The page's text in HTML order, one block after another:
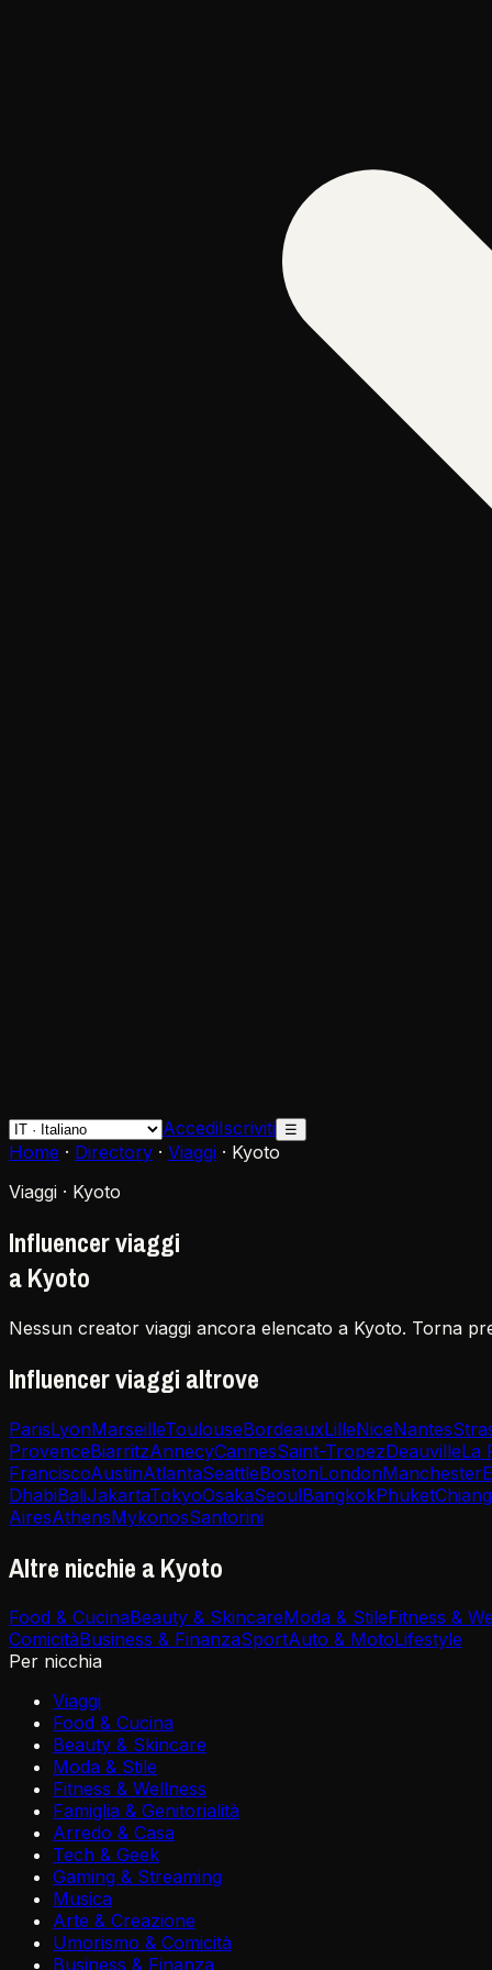
AccediIscriviti ☰
Home · Directory · Viaggi · Kyoto
Viaggi · Kyoto
Influencer viaggi
a Kyoto
Nessun creator viaggi ancora elencato a Kyoto. Torna
Influencer viaggi altrove
ParisLyonMarseilleToulouseBordeauxLilleNiceNantes
ProvenceBiarritzAnnecyCannesSaint-TropezDeauvilleLa
FranciscoAustinAtlantaSeattleBostonLondonManchester
DhabiBaliJakartaTokyoOsakaSeoulBangkokPhuket
AiresAthensMykonosSantorini
Altre nicchie a Kyoto
Food & CucinaBeauty & SkincareModa & StileFitness &
ComicitàBusiness & FinanzaSportAuto & MotoLifestyle
Per nicchia
Viaggi
Food & Cucina
Beauty & Skincare
Moda & Stile
Fitness & Wellness
Famiglia & Genitorialità
Arredo & Casa
Tech & Geek
Gaming & Streaming
Musica
Arte & Creazione
Umorismo & Comicità
Business & Finanza